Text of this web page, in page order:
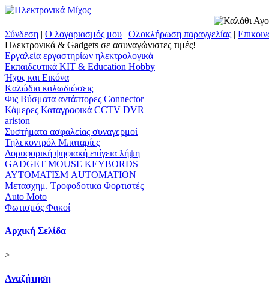
Σύνδεση | Ο λογαριασμός μου | Ολοκλήρωση παραγγελίας |
Ηλεκτρονικά & Gadgets σε ασυναγώνιστες τιμές!
Εργαλεία εργαστηρίων ηλεκτρολογικά
Εκπαιδευτικά KIT & Education Ηobby
Ήχος και Εικόνα
Kαλώδια καλωδιώσεις
Φις Βύσματα αντάπτορες Connector
Κάμερες Καταγραφικά CCTV DVR
ariston
Συστήματα ασφαλείας συναγερμοί
Τηλεκοντρόλ Μπαταρίες
Δορυφορική ψηφιακή επίγεια λήψη
GADGET MOUSE KEYBORDS
ΑΥΤΟΜΑΤΙΣΜ AUTOMATION
Μετασχημ. Τροφοδοτικα Φορτιστές
Auto Moto
Φωτισμός Φακοί
Αρχική Σελίδα
>
Αναζήτηση